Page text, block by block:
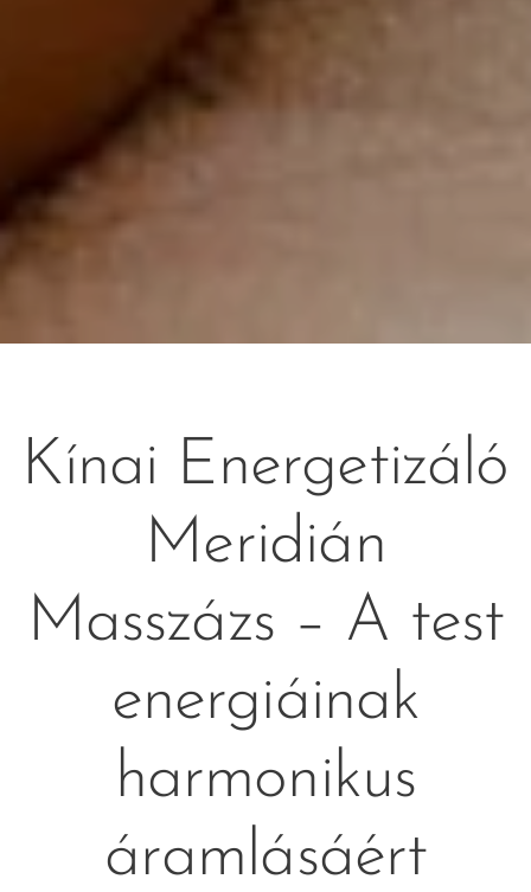
Kínai Energetizáló
Meridián
Masszázs – A test
energiáinak
harmonikus
áramlásáért